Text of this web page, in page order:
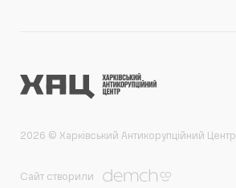
2026 © Харківський Антикорупційний Центр
Сайт створили